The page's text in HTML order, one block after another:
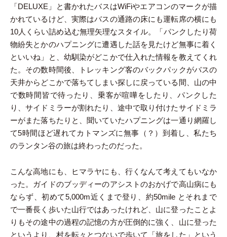
「DELUXE」と書かれたバスはWiFiやエアコンのマークが描
かれているけど、実際はバスの通路の床にも運転席の横にも
10人くらい詰め込む無理矢理なスタイル。「パンクしたり荷
物紛失とかのハプニングに遭遇した話を見たけど無事に着く
といいね」と、幼馴染がどこかで仕入れた情報を教えてくれ
た。その数時間後、トレッキング客のバックパックがバスの
天井からどこかで落ちてしまい探しに戻っている間、山の中
で数時間皆で待ったり、乗客が喧嘩をしたり、パンクした
り、サイドミラーが割れたり、途中で取り付けたサイドミラ
ーがまた落ちたりと、聞いていたハプニングは一通り網羅し
て5時間ほど遅れてカトマンズに無事（？）到着し、私たち
のランタン谷の旅は終わったのだった。
こんな高地にも、ヒマラヤにも、行くなんて考えてもいなか
った。ガイドのブッディーのアシストのおかげで高山病にも
ならず、初めて5,000m近くまで登り、約50mile とそれまで
で一番長く歩いた山行ではあったけれど、山に登ったことよ
りもその途中の過程の記憶の方が圧倒的に強く、山に登った
というより、村を転々とつないで歩いて「旅をした」という